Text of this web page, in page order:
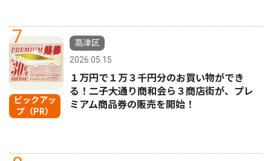
7
ピックアッ
プ（PR）
高津区
2026.05.15
１万円で１万３千円分のお買い物ができ
る！二子大通り商和会ら３商店街が、プレ
ミアム商品券の販売を開始！